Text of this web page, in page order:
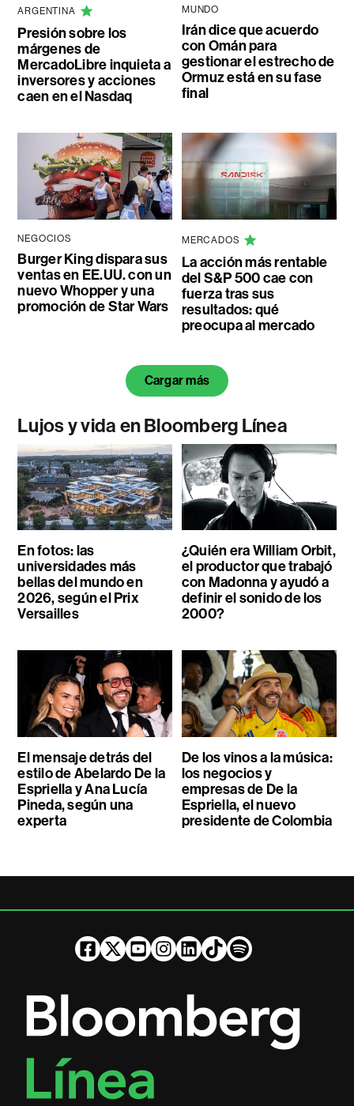
ARGENTINA
Presión sobre los
márgenes de
MercadoLibre inquieta a
inversores y acciones
caen en el Nasdaq
MUNDO
Irán dice que acuerdo
con Omán para
gestionar el estrecho de
Ormuz está en su fase
final
NEGOCIOS
Burger King dispara sus
ventas en EE.UU. con un
nuevo Whopper y una
promoción de Star Wars
MERCADOS
La acción más rentable
del S&P 500 cae con
fuerza tras sus
resultados: qué
preocupa al mercado
Cargar más
Lujos y vida en Bloomberg Línea
En fotos: las
universidades más
bellas del mundo en
2026, según el Prix
Versailles
¿Quién era William Orbit,
el productor que trabajó
con Madonna y ayudó a
definir el sonido de los
2000?
El mensaje detrás del
estilo de Abelardo De la
Espriella y Ana Lucía
Pineda, según una
experta
De los vinos a la música:
los negocios y
empresas de De la
Espriella, el nuevo
presidente de Colombia